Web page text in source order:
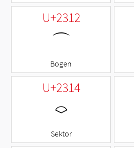
U+2312
⌒
Bogen
U+2314
⌔
Sektor